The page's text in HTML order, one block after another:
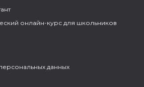
онлайн-курс для школьников
данных